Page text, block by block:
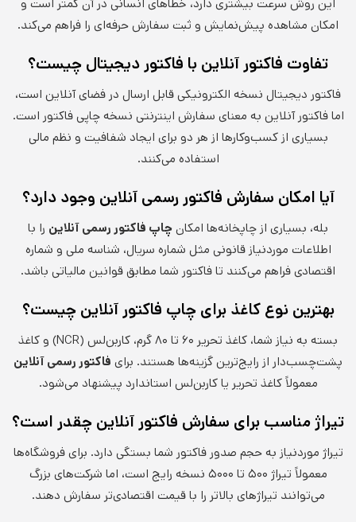
این روش سرعت بیشتری دارد، خطاهای انسانی در آن کمتر است و
امکان مشاهده پیش‌نمایش و ثبت سفارش حرفه‌ای را فراهم می‌کند.
تفاوت فاکتور آنلاین با فاکتور دیجیتال چیست؟
فاکتور دیجیتال نسخه الکترونیکی قابل ارسال در فضای آنلاین است،
اما فاکتور آنلاین به معنای سفارش اینترنتی نسخه چاپی فاکتور است.
بسیاری از کسب‌وکارها از هر دو برای ایجاد شفافیت و نظم مالی
استفاده می‌کنند.
آیا امکان سفارش فاکتور رسمی آنلاین وجود دارد؟
بله، بسیاری از چاپخانه‌ها امکانچاپ فاکتور رسمی آنلاین را با
اطلاعات موردنیاز قانونی مثل شماره سریال، شناسه ملی و شماره
اقتصادی فراهم می‌کنند تا فاکتور شما مطابق قوانین مالیاتی باشد.
بهترین نوع کاغذ برای چاپ فاکتور آنلاین چیست؟
بسته به نیاز شما، کاغذ تحریر ۶۰ تا ۸۰ گرم، کاربن‌لس (NCR) و کاغذ
پشت‌چسب‌دار از رایج‌ترین گزینه‌ها هستند. برای فاکتور رسمی آنلاین
معمولاً کاغذ تحریر یا کاربن‌لس استاندارد پیشنهاد می‌شود.
تیراژ مناسب برای سفارش فاکتور آنلاین چقدر است؟
تیراژ موردنیاز به حجم صدور فاکتور شما بستگی دارد. برای فروشگاه‌ها
معمولاً تیراژ ۵۰۰ تا ۵۰۰۰ نسخه رایج است، اما شرکت‌های بزرگ
می‌توانند تیراژهای بالاتر را با قیمت اقتصادی‌تر سفارش دهند.